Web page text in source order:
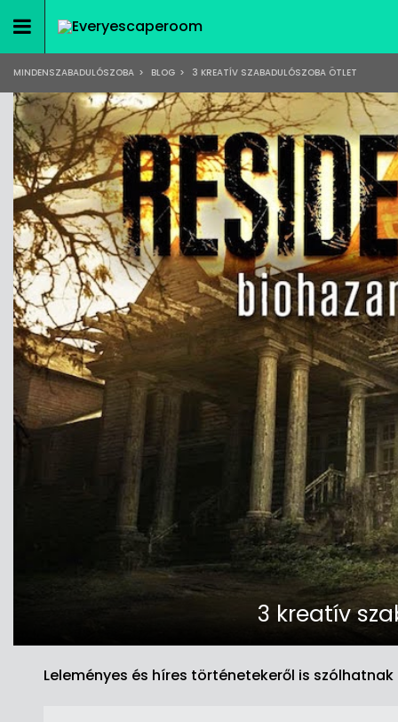
MINDENSZABADULÓSZOBA > BLOG > 3 KREATÍV SZABADULÓSZOBA ÖTLET
3 kreatív
Leleményes és híres történetekeről is